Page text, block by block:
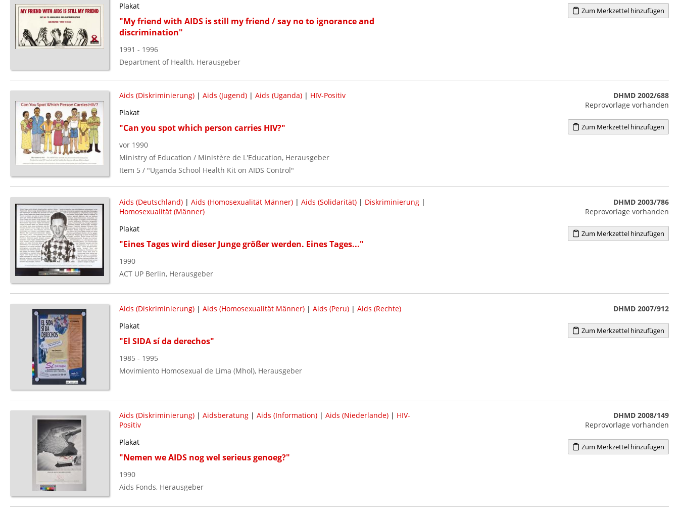
Plakat
"My friend with AIDS is still my friend / say no to ignorance and
discrimination"
1991 - 1996
Department of Health, Herausgeber
Zum Merkzettel hinzufügen
Aids (Diskriminierung)| Aids (Jugend)| Aids (Uganda)| HIV-Positiv
Plakat
"Can you spot which person carries HIV?"
vor 1990
Ministry of Education / Ministère de L'Education, Herausgeber
Item 5 / "Uganda School Health Kit on AIDS Control"
DHMD 2002/688
Reprovorlage vorhanden
Zum Merkzettel hinzufügen
Aids (Deutschland)| Aids (Homosexualität Männer)| Aids (Solidarität)| Diskriminierung|
Homosexualität (Männer)
Plakat
"Eines Tages wird dieser Junge größer werden. Eines Tages..."
1990
ACT UP Berlin, Herausgeber
DHMD 2003/786
Reprovorlage vorhanden
Zum Merkzettel hinzufügen
Aids (Diskriminierung)| Aids (Homosexualität Männer)| Aids (Peru)| Aids (Rechte)
Plakat
"El SIDA sí da derechos"
1985 - 1995
Movimiento Homosexual de Lima (Mhol), Herausgeber
DHMD 2007/912
Zum Merkzettel hinzufügen
Aids (Diskriminierung)| Aidsberatung| Aids (Information)| Aids (Niederlande)| HIV-
Positiv
Plakat
"Nemen we AIDS nog wel serieus genoeg?"
1990
Aids Fonds, Herausgeber
DHMD 2008/149
Reprovorlage vorhanden
Zum Merkzettel hinzufügen